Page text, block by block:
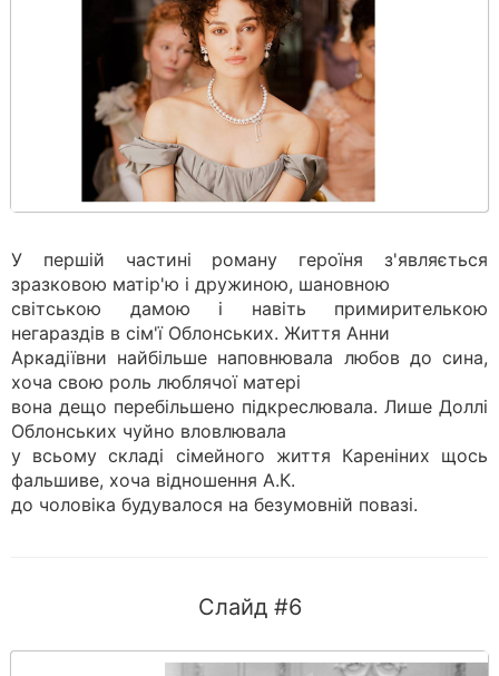
У першій частині роману героїня з'являється
зразковою матір'ю і дружиною, шановною
світською дамою і навіть примирителькою
негараздів в сім'ї Облонських. Життя Анни
Аркадіївни найбільше наповнювала любов до сина,
хоча свою роль люблячої матері
вона дещо перебільшено підкреслювала. Лише Доллі
Облонських чуйно вловлювала
у всьому складі сімейного життя Кареніних щось
фальшиве, хоча відношення А.К.
до чоловіка будувалося на безумовній повазі.
Слайд #6